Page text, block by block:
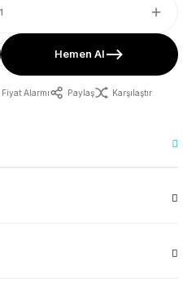
Hemen Al
Fiyat Alarmı Paylaş Karşılaştır